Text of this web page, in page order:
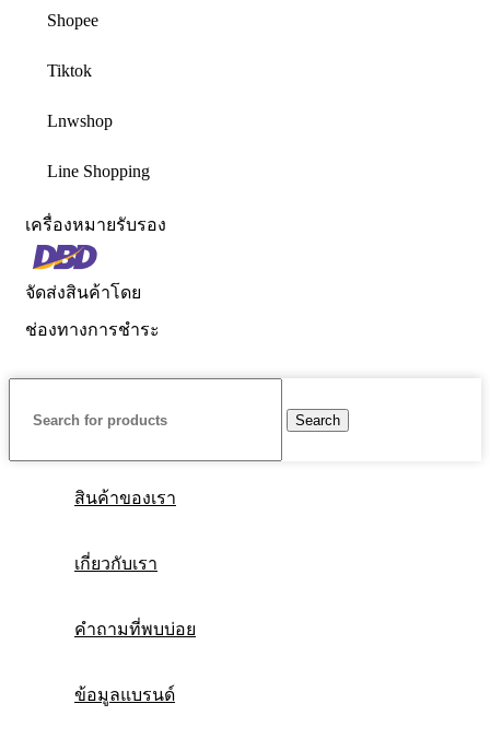
Shopee
Tiktok
Lnwshop
Line Shopping
เครื่องหมายรับรอง
จัดส่งสินค้าโดย
ช่องทางการชำระ
Search
สินค้าของเรา
เกี่ยวกับเรา
คำถามที่พบบ่อย
ข้อมูลแบรนด์